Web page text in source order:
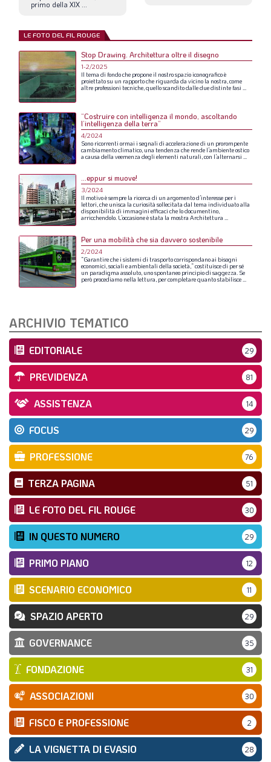
primo della XIX ...
LE FOTO DEL FIL ROUGE
Stop Drawing. Architettura oltre il disegno
1-2/2025
Il tema di fondoche proponeil nostrospazioiconograficoè
proiettatosu un rapportoche riguarda da vicino la nostra,come
altre professioni tecniche,quelloscanditodalleduedistinte fasi ...
“Costruire con intelligenza il mondo, ascoltando
l’intelligenza della terra”
4/2024
Sono ricorrenti ormai i segnali di accelerazionedi un prorompente
cambiamentoclimatico, una tendenza che rende l’ambienteostico
a causa della veemenza degli elementi naturali,con l’alternarsi ...
…eppur si muove!
3/2024
Il motivoèsempre la ricerca di un argomentod’interesse peri
lettori,che unisca la curiosità sollecitata dal tema individuatoalla
disponibilità di immagini efficaci che lodocumentino,
arricchendolo. L’occasioneèstata la mostra Architettura ...
Per una mobilità che sia davvero sostenibile
2/2024
“Garantirechei sistemi di trasportocorrispondanoai bisogni
economici,sociali eambientali della società,”costituiscedi persé
un paradigma assoluto, unospontaneo principiodi saggezza. Se
però procediamo nella lettura, percompletarequantostabilisce...
ARCHIVIO TEMATICO
EDITORIALE 29
PREVIDENZA 81
ASSISTENZA 14
FOCUS 29
PROFESSIONE 76
TERZA PAGINA 51
LE FOTO DEL FIL ROUGE 30
IN QUESTO NUMERO 29
PRIMO PIANO 12
SCENARIO ECONOMICO 11
SPAZIO APERTO 29
GOVERNANCE 35
FONDAZIONE 31
ASSOCIAZIONI 30
FISCO E PROFESSIONE 2
LA VIGNETTA DI EVASIO 28